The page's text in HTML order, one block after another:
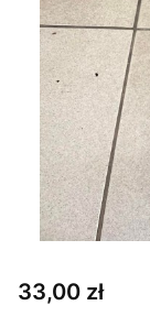
Cena
33,00 zł